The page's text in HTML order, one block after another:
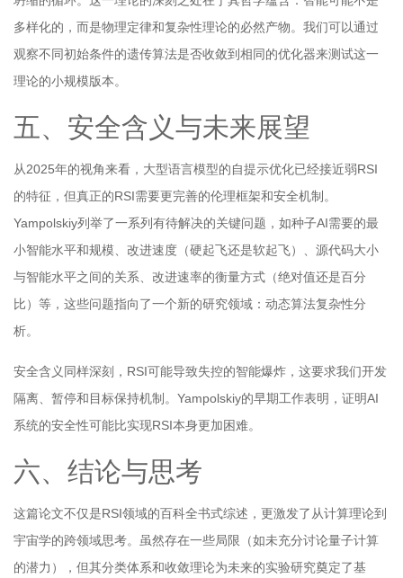
多样化的，而是物理定律和复杂性理论的必然产物。我们可以通过
观察不同初始条件的遗传算法是否收敛到相同的优化器来测试这一
理论的小规模版本。
五、安全含义与未来展望
从2025年的视角来看，大型语言模型的自提示优化已经接近弱RSI
的特征，但真正的RSI需要更完善的伦理框架和安全机制。
Yampolskiy列举了一系列有待解决的关键问题，如种子AI需要的最
小智能水平和规模、改进速度（硬起飞还是软起飞）、源代码大小
与智能水平之间的关系、改进速率的衡量方式（绝对值还是百分
比）等，这些问题指向了一个新的研究领域：动态算法复杂性分
析。
安全含义同样深刻，RSI可能导致失控的智能爆炸，这要求我们开发
隔离、暂停和目标保持机制。Yampolskiy的早期工作表明，证明AI
系统的安全性可能比实现RSI本身更加困难。
六、结论与思考
这篇论文不仅是RSI领域的百科全书式综述，更激发了从计算理论到
宇宙学的跨领域思考。虽然存在一些局限（如未充分讨论量子计算
的潜力），但其分类体系和收敛理论为未来的实验研究奠定了基